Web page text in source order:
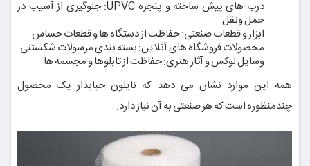
درب های پیش ساخته و پنجره UPVC: جلوگیری از آسیب در
حمل ونقل
ابزار و قطعات صنعتی: حفاظت از دستگاه ها و قطعات حساس
محصولات فروشگاه های آنلاین: بسته بندی مرسولات شکستنی
وسایل لوکس و آثار هنری: حفاظت از تابلوها و مجسمه ها
همه این موارد نشان می دهد که نایلون حبابدار یک محصول
چندمنظوره است که هر صنعتی به آن نیاز دارد.